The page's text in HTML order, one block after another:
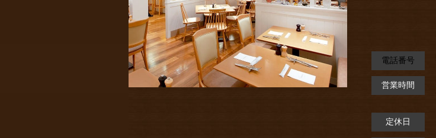
電話番号
営業時間
定休日